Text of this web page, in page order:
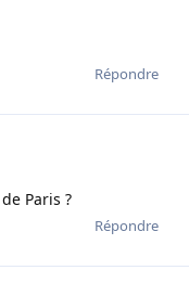
Répondre
Paris ?
Répondre